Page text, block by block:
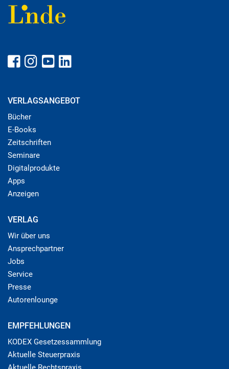
VERLAGSANGEBOT
Bücher
E-Books
Zeitschriften
Seminare
Digitalprodukte
Apps
Anzeigen
VERLAG
Wir über uns
Ansprechpartner
Jobs
Service
Presse
Autorenlounge
EMPFEHLUNGEN
KODEX Gesetzessammlung
Aktuelle Steuerpraxis